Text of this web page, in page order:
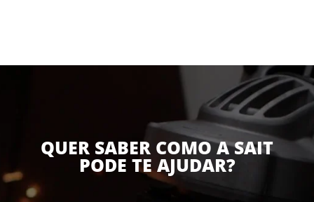
QUER SABER COMO A SAIT
PODE TE AJUDAR?